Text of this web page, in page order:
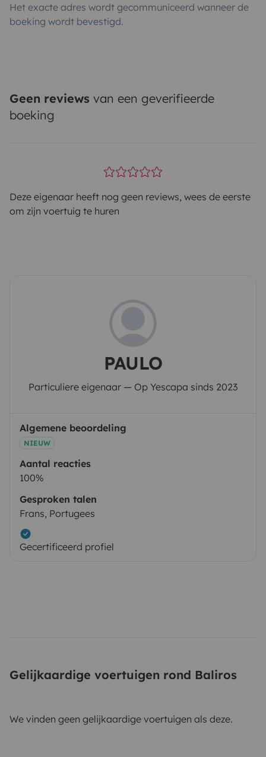
Het exacte adres wordt gecommuniceerd wanneer de
boeking wordt bevestigd.
Geen reviews van een geverifieerde
boeking
Deze eigenaar heeft nog geen reviews, wees de eerste
om zijn voertuig te huren
PAULO
Particuliere eigenaar — Op Yescapa sinds 2023
Algemene beoordeling
NIEUW
Aantal reacties
100%
Gesproken talen
Frans, Portugees
Gecertificeerd profiel
Gelijkaardige voertuigen rond Baliros
We vinden geen gelijkaardige voertuigen als deze.